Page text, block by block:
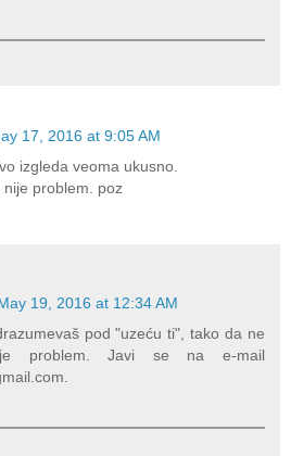
17, 2016 at 9:05 AM
izgleda veoma ukusno.
problem. poz
19, 2016 at 12:34 AM
pod "uzeću ti", tako da ne
problem. Javi se na e-mail